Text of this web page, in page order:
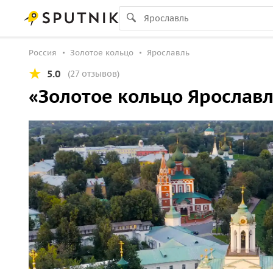
Россия Золотое кольцо Ярославль
5.0 (27 отзывов)
«Золотое кольцо